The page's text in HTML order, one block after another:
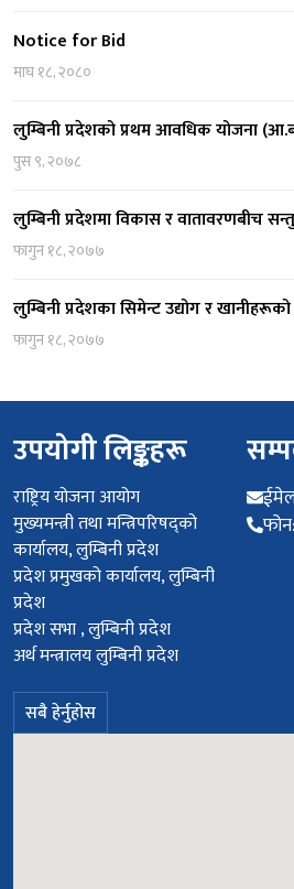
Notice for Bid
माघ १८, २०८०
लुम्बिनी प्रदेशको प्रथम आवधिक योजना
पुस ९, २०७८
लुम्बिनी प्रदेशमा विकास र वातावरणबीच
फागुन १८, २०७७
लुम्बिनी प्रदेशका सिमेन्ट उद्योग र
फागुन १८, २०७७
उपयोगी लिङ्कहरू
राष्ट्रिय योजना आयोग
मुख्यमन्त्री तथा मन्त्रिपरिषद्को
कार्यालय, लुम्बिनी प्रदेश
प्रदेश प्रमुखको कार्यालय, लुम्बिनी
प्रदेश
प्रदेश सभा , लुम्बिनी प्रदेश
अर्थ मन्त्रालय लुम्बिनी प्रदेश
सबै हेर्नुहोस
फोन: